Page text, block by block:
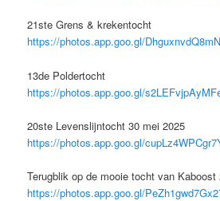
21ste Grens & krekentocht
https://photos.app.goo.gl/
13de Poldertocht
https://photos.app.goo.gl/
20ste Levenslijntocht 30 mei 2025
https://photos.app.goo.gl/
Terugblik op de mooie tocht van Kaboost
https://photos.app.goo.gl/